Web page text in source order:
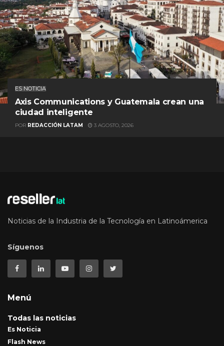
ES NOTICIA
Axis Communications y Guatemala crean una
ciudad inteligente
POR REDACCIÓN LATAM 3 AGOSTO, 2026
Noticias de la Industria de la Tecnología en Latinoámerica
Síguenos
Menú
Todas las noticias
Es Noticia
Flash News